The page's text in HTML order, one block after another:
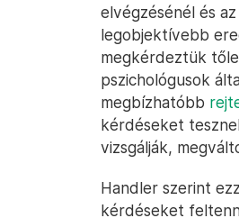
elvégzésénél és
legobjektívebb
megkérdeztük
pszichológusok
megbízhatóbb
kérdéseket
vizsgálják,
Handler szerint
kérdéseket